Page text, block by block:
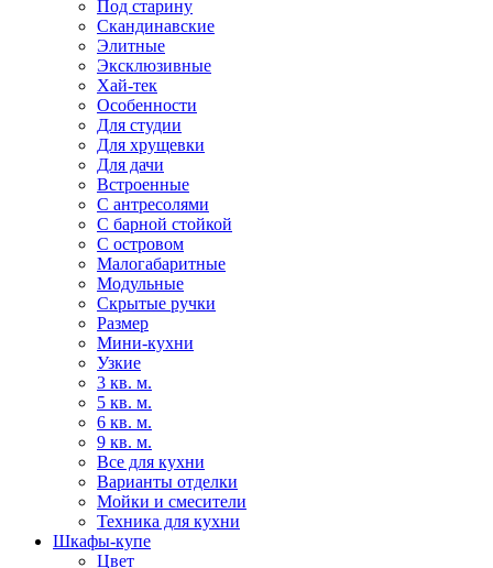
Под старину
Скандинавские
Элитные
Эксклюзивные
Хай-тек
Особенности
Для студии
Для хрущевки
Для дачи
Встроенные
С антресолями
С барной стойкой
С островом
Малогабаритные
Модульные
Скрытые ручки
Размер
Мини-кухни
Узкие
3 кв. м.
5 кв. м.
6 кв. м.
9 кв. м.
Все для кухни
Варианты отделки
Мойки и смесители
Техника для кухни
Шкафы-купе
Цвет